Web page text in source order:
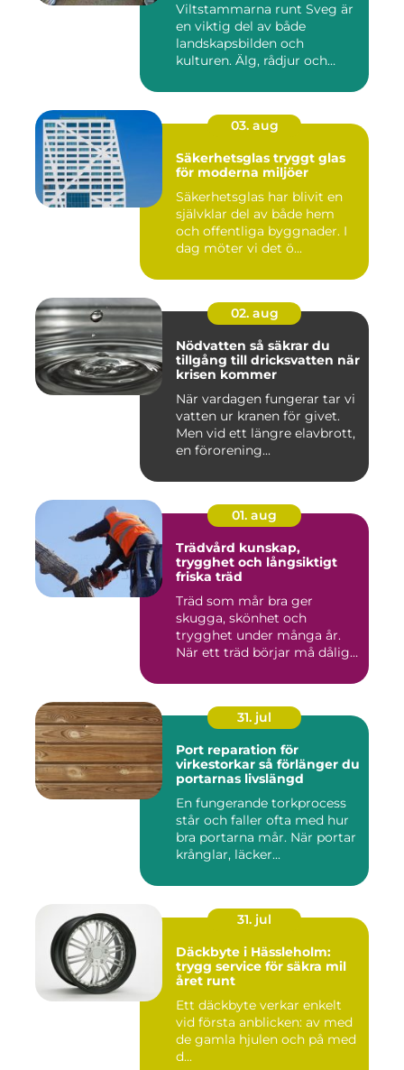
Viltstammarna runt Sveg är
en viktig del av både
landskapsbilden och
kulturen. Älg, rådjur och
03. aug
Säkerhetsglas tryggt glas
för moderna miljöer
Säkerhetsglas har blivit en
självklar del av både hem
och offentliga byggnader. I
dag möter vi det ö...
02. aug
Nödvatten så säkrar du
tillgång till dricksvatten när
krisen kommer
När vardagen fungerar tar vi
vatten ur kranen för givet.
Men vid ett längre elavbrott,
en förorening...
01. aug
Trädvård kunskap,
trygghet och långsiktigt
friska träd
Träd som mår bra ger
skugga, skönhet och
trygghet under många år.
När ett träd börjar må dåligt
31. jul
Port reparation för
virkestorkar så förlänger du
portarnas livslängd
En fungerande torkprocess
står och faller ofta med hur
bra portarna mår. När portar
krånglar, läcker...
31. jul
Däckbyte i Hässleholm:
trygg service för säkra mil
året runt
Ett däckbyte verkar enkelt
vid första anblicken: av med
de gamla hjulen och på med
d...